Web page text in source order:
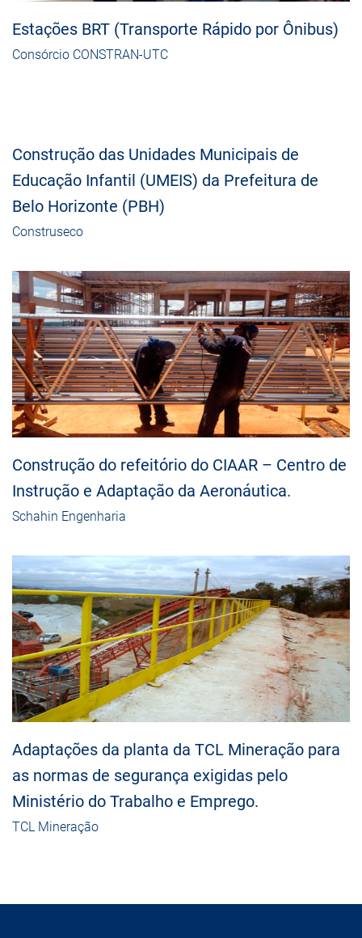
Estações BRT (Transporte Rápido por Ônibus)
Consórcio CONSTRAN-UTC
Construção das Unidades Municipais de
Educação Infantil (UMEIS) da Prefeitura de
Belo Horizonte (PBH)
Construseco
Construção do refeitório do CIAAR – Centro de
Instrução e Adaptação da Aeronáutica.
Schahin Engenharia
Adaptações da planta da TCL Mineração para
as normas de segurança exigidas pelo
Ministério do Trabalho e Emprego.
TCL Mineração